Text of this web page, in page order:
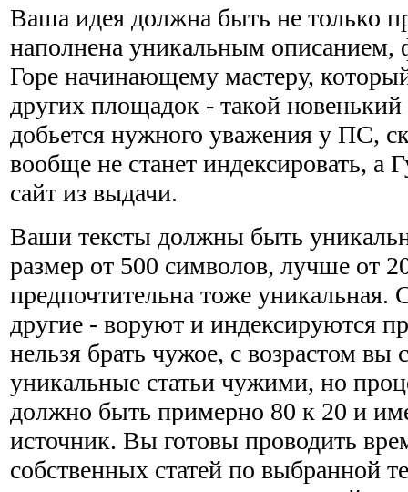
Ваша идея должна быть не только
наполнена уникальным описанием,
Горе начинающему мастеру,
других площадок - такой новенький
добьется нужного уважения у ПС,
вообще не станет индексировать, а
сайт из выдачи.
Ваши тексты должны быть
размер от 500 символов, лучше от
предпочтительна тоже уникальная.
другие - воруют и индексируются
нельзя брать чужое, с возрастом вы
уникальные статьи чужими, но
должно быть примерно 80 к 20 и
источник. Вы готовы проводить
собственных статей по выбранной